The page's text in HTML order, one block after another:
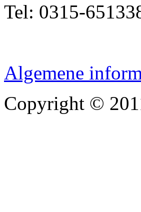
Tel: 0315-
Algemene
Copyright ©